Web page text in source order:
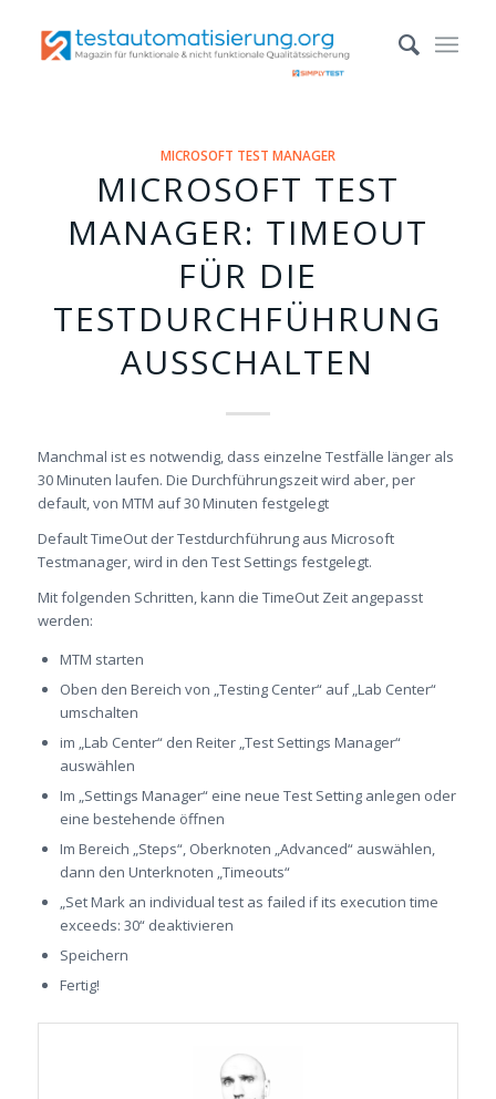
MICROSOFT TEST MANAGER
MICROSOFT TEST
MANAGER: TIMEOUT
FÜR DIE
TESTDURCHFÜHRUNG
AUSSCHALTEN
Manchmal ist es notwendig, dass einzelne Testfälle länger als
30 Minuten laufen. Die Durchführungszeit wird aber, per
default, von MTM auf 30 Minuten festgelegt
Default TimeOut der Testdurchführung aus Microsoft
Testmanager, wird in den Test Settings festgelegt.
Mit folgenden Schritten, kann die TimeOut Zeit angepasst
werden:
MTM starten
Oben den Bereich von „Testing Center“ auf „Lab Center“
umschalten
im „Lab Center“ den Reiter „Test Settings Manager“
auswählen
Im „Settings Manager“ eine neue Test Setting anlegen oder
eine bestehende öffnen
Im Bereich „Steps“, Oberknoten „Advanced“ auswählen,
dann den Unterknoten „Timeouts“
„Set Mark an individual test as failed if its execution time
exceeds: 30“ deaktivieren
Speichern
Fertig!